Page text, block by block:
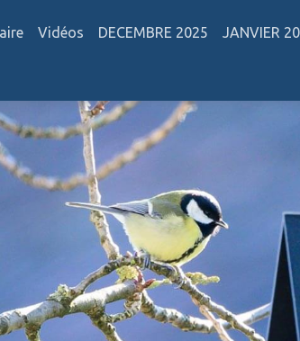
Vidéos DECEMBRE 2025 JANVIER